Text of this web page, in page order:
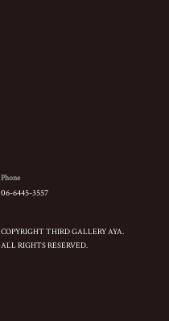
Phone
06-6445-3557
COPYRIGHT THIRD GALLERY AYA.
ALL RIGHTS RESERVED.